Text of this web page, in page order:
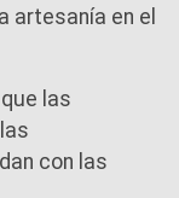
artesanía en el
las
con las